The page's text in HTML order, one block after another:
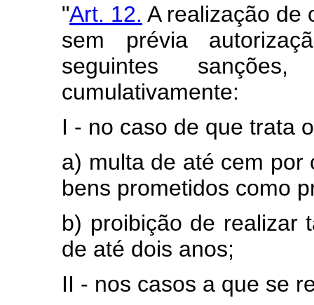
"Art. 12. A realização de
sem prévia
seguintes
cumulativamente:
I - no caso de que trata
a) multa de até cem por
bens prometidos como
b) proibição de realizar
de até dois anos;
II - nos casos a que se